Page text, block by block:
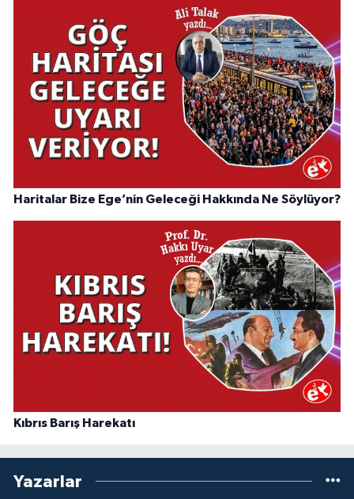
Haritalar Bize Ege’nin Geleceği Hakkında Ne Söylüyor?
Kıbrıs Barış Harekatı
Yazarlar